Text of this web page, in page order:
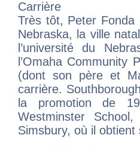
Carrière
Très tôt, Peter
Nebraska, la ville
l’université du
l’Omaha Community
(dont son père et
carrière.
la promotion de
Westminster
Simsbury, où il